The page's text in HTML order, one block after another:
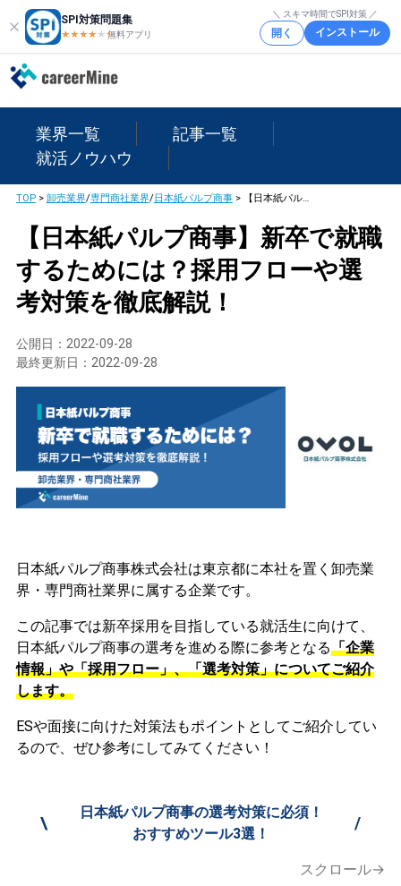
SPI対策問題集
★★★★ ★★
無料アプリ
＼ スキマ時間でSPI対策 ／
開く インストール
業界一覧
記事一覧
就活ノウハウ
TOP> 卸売業界/専門商社業界/日本紙パルプ商事> 【日本紙パルプ商事】新卒で就職するためには？採用フローや選考対策を徹底解説！
【日本紙パルプ商事】新卒で就職
するためには？採用フローや選
考対策を徹底解説！
公開日： 2022-09-28
最終更新日： 2022-09-28
日本紙パルプ商事株式会社は東京都に本社を置く卸売業
界・専門商社業界に属する企業です。
この記事では新卒採用を目指している就活生に向けて、
日本紙パルプ商事の選考を進める際に参考となる「企業
情報」や「採用フロー」、「選考対策」についてご紹介
します。
ESや面接に向けた対策法もポイントとしてご紹介してい
るので、ぜひ参考にしてみてください！
\
日本紙パルプ商事の選考対策に必須！
おすすめツール3選！
/
スクロール→